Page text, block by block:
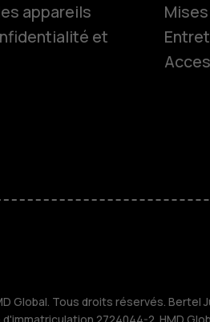
appareils
et
Global. Tous droits réservés. Bertel
d'immatriculation 2724044-2. HMD